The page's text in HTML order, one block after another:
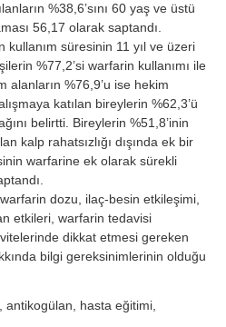
%38,6’sını 60 yaş ve üstü
56,17 olarak saptandı.
kullanım süresinin 11 yıl ve üzeri
%77,2’si warfarin kullanımı ile
alanların %76,9’u ise hekim
katılan bireylerin %62,3’ü
belirtti. Bireylerin %51,8’inin
kalp rahatsızlığı dışında ek bir
warfarine ek olarak sürekli
dozu, ilaç-besin etkileşimi,
etkileri, warfarin tedavisi
dikkat etmesi gereken
bilgi gereksinimlerinin olduğu
antikogülan, hasta eğitimi,